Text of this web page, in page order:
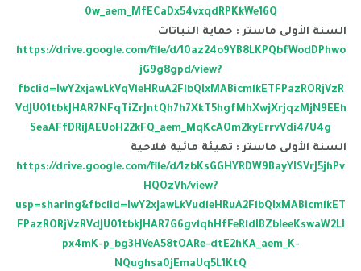
0w_aem_MfECaDx54vxqdRPKkWe16Q
السنة الأولى ماستر : حماية النباتات
https://drive.google.com/file/d/10az24o9YB8LKPQbfWodDPhwo
jG9g8gpd/view?
fbclid=IwY2xjawLkVqVleHRuA2FlbQIxMABicmlkETFPazRORjVzR
VdJU01tbkJHAR7NFqTiZrJntQh7h7XkT5hgfMhXwjXrjqzMjN9EEh
SeaAFfDRiJAEUoH22kFQ_aem_MqKcAOm2kyErrvVdi47U4g
السنة الأولى ماستر : تهيئة مائية فلاحية
https://drive.google.com/file/d/1zbKsGGHYRDW9BayYISVrJ5jhPv
HQOzVh/view?
usp=sharing&fbclid=IwY2xjawLkVudleHRuA2FlbQIxMABicmlkET
FPazRORjVzRVdJU01tbkJHAR7G6gvlqhHfFeRldIBZbIeeKswaW2LI
px4mK-p_bg3HVeA58tOARe-dtE2hKA_aem_K-
NQughsa0jEmaUq5L1KtQ